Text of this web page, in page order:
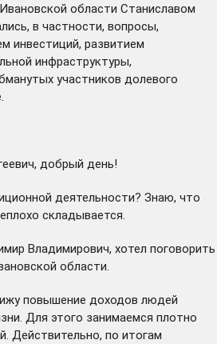
области Станиславом
в частности, вопросы,
инвестиций, развитием
инфраструктуры,
участников долевого
добрый день!
деятельности? Знаю, что
складывается.
Владимирович, хотел поговорить
области.
повышение доходов людей
Для этого занимаемся плотно
Действительно, по итогам